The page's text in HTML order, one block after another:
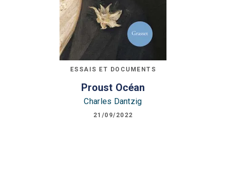
ESSAIS ET DOCUMENTS
Proust Océan
Charles Dantzig
21/09/2022